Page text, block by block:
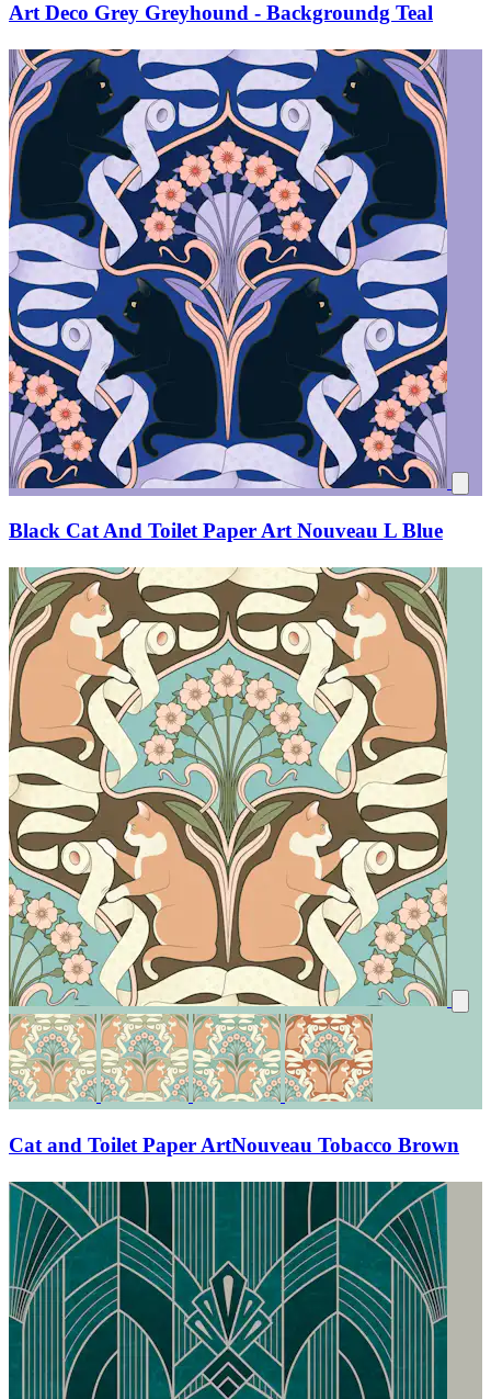
Art Deco Grey Greyhound - Backgroundg Teal
Black Cat And Toilet Paper Art Nouveau L Blue
Cat and Toilet Paper ArtNouveau Tobacco Brown